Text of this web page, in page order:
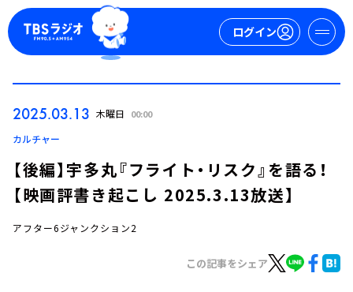
ログイン
2025.03.13 木曜日 00:00
カルチャー
【後編】宇多丸『フライト・リスク』を語る！
【映画評書き起こし 2025.3.13放送】
アフター6ジャンクション2
この記事をシェア